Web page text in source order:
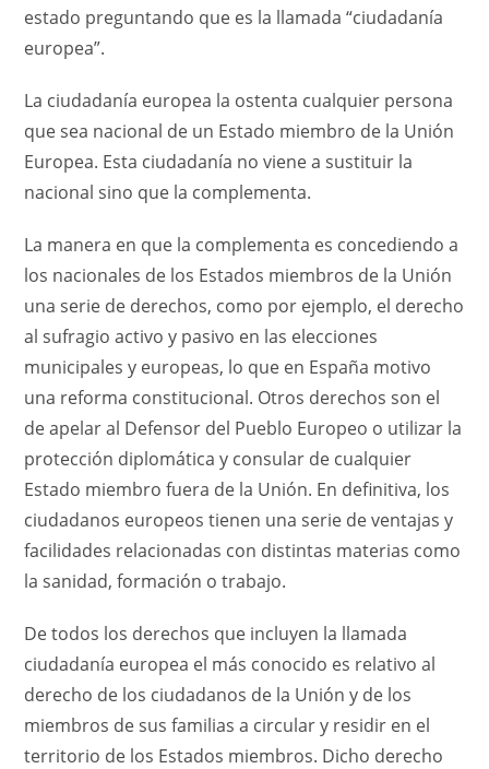
estado preguntando que es la llamada “ciudadanía
europea”.
La ciudadanía europea la ostenta cualquier persona
que sea nacional de un Estado miembro de la Unión
Europea. Esta ciudadanía no viene a sustituir la
nacional sino que la complementa.
La manera en que la complementa es concediendo a
los nacionales de los Estados miembros de la Unión
una serie de derechos, como por ejemplo, el derecho
al sufragio activo y pasivo en las elecciones
municipales y europeas, lo que en España motivo
una reforma constitucional. Otros derechos son el
de apelar al Defensor del Pueblo Europeo o utilizar la
protección diplomática y consular de cualquier
Estado miembro fuera de la Unión. En definitiva, los
ciudadanos europeos tienen una serie de ventajas y
facilidades relacionadas con distintas materias como
la sanidad, formación o trabajo.
De todos los derechos que incluyen la llamada
ciudadanía europea el más conocido es relativo al
derecho de los ciudadanos de la Unión y de los
miembros de sus familias a circular y residir en el
territorio de los Estados miembros. Dicho derecho